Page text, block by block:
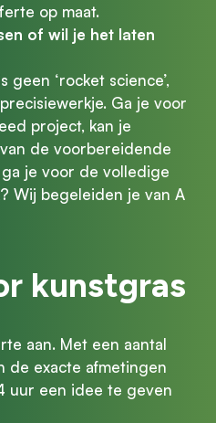
op maat.
of wil je het laten
geen ‘rocket science’,
Ga je voor
project, kan je
de voorbereidende
je voor de volledige
Wij begeleiden je van A
kunstgras
aan. Met een aantal
de exacte afmetingen
uur een idee te geven